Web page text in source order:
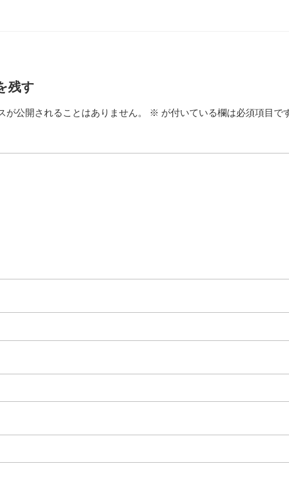
残す
が公開されることはありません。 ※ が付いている欄は必須項目で